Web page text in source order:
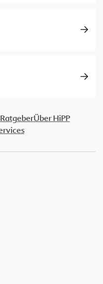
RatgeberÜber HiPP